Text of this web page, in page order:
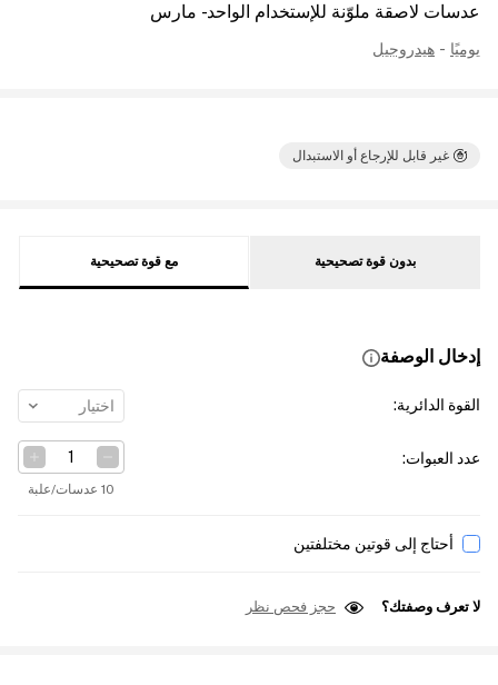
عدسات لاصقة ملوّنة للإستخدام الواحد - مارس
يوميًا - هيدروجيل
غير قابل للإرجاع أو الاستبدال
بدون قوة تصحيحية مع قوة تصحيحية
إدخال الوصفة
القوة الدائرية: اختيار
عدد العبوات:
10 عدسات/علبة
أحتاج إلى قوتين مختلفتين
لا تعرف وصفتك؟ حجز فحص نظر